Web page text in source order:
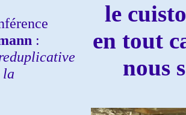
:
la
le
en tout
nous